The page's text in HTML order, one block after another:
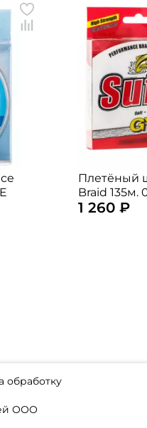
Плетёный
Braid 135м.
GREEN
1 260 ₽
обработку
ООО